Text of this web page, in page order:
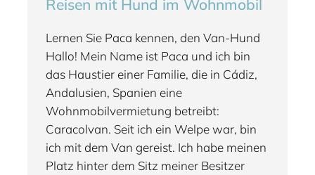
Reisen mit Hund im Wohnmobil
Lernen Sie Paca kennen, den Van-Hund
Hallo! Mein Name ist Paca und ich bin
das Haustier einer Familie, die in Cádiz,
Andalusien, Spanien eine
Wohnmobilvermietung betreibt:
Caracolvan. Seit ich ein Welpe war, bin
ich mit dem Van gereist. Ich habe meinen
Platz hinter dem Sitz meiner Besitzer